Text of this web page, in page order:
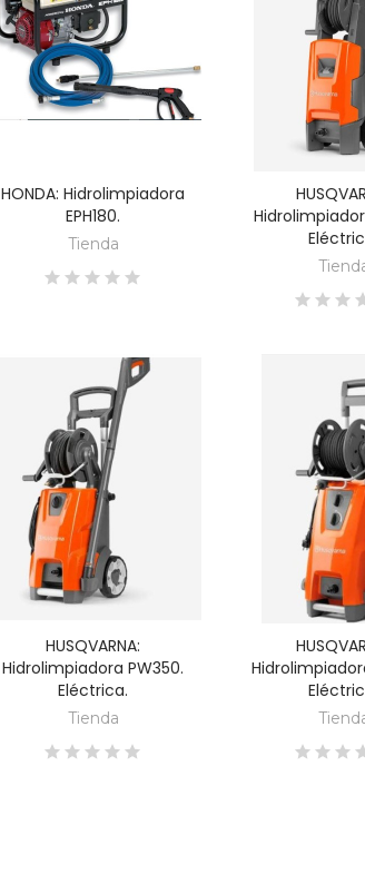
DESCUBRE
HONDA: Hidrolimpiadora
EPH180.
Tienda
DESCUBRE
HUSQVARNA:
Hidrolimpiadora PW350.
Eléctrica.
Tienda